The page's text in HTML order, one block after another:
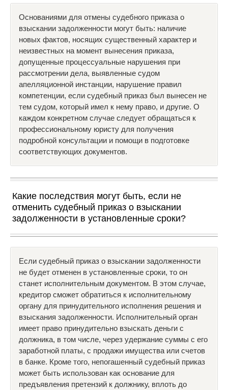
Основаниями для отмены судебного приказа о
взыскании задолженности могут быть: наличие
новых фактов, носящих существенный характер и
неизвестных на момент вынесения приказа,
допущенные процессуальные нарушения при
рассмотрении дела, выявленные судом
апелляционной инстанции, нарушение правил
компетенции, если судебный приказ был вынесен не
тем судом, который имел к нему право, и другие. О
каждом конкретном случае следует обращаться к
профессиональному юристу для получения
подробной консультации и помощи в подготовке
соответствующих документов.
Какие последствия могут быть, если не
отменить судебный приказ о взыскании
задолженности в установленные сроки?
Если судебный приказ о взыскании задолженности
не будет отменен в установленные сроки, то он
станет исполнительным документом. В этом случае,
кредитор сможет обратиться к исполнительному
органу для принудительного исполнения решения и
взыскания задолженности. Исполнительный орган
имеет право принудительно взыскать деньги с
должника, в том числе, через удержание суммы с его
заработной платы, с продажи имущества или счетов
в банке. Кроме того, непогашенный судебный приказ
может быть использован как основание для
предъявления претензий к должнику, вплоть до